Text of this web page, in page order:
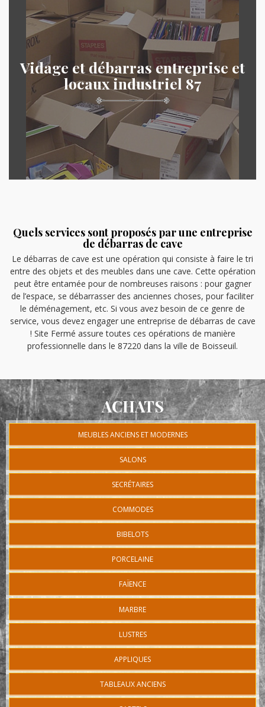
Vidage et débarras entreprise et
locaux industriel 87
Quels services sont proposés par une entreprise
de débarras de cave
Le débarras de cave est une opération qui consiste à faire le tri
entre des objets et des meubles dans une cave. Cette opération
peut être entamée pour de nombreuses raisons : pour gagner
de l’espace, se débarrasser des anciennes choses, pour faciliter
le déménagement, etc. Si vous avez besoin de ce genre de
service, vous devez engager une entreprise de débarras de cave
! Site Fermé assure toutes ces opérations de manière
professionnelle dans le 87220 dans la ville de Boisseuil.
ACHATS
MEUBLES ANCIENS ET MODERNES
SALONS
SECRÉTAIRES
COMMODES
BIBELOTS
PORCELAINE
FAÏENCE
MARBRE
LUSTRES
APPLIQUES
TABLEAUX ANCIENS